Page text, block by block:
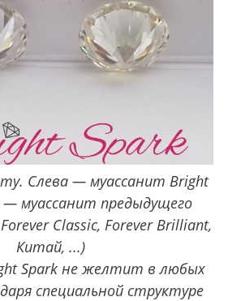
Слева — муассанит Bright
— муассанит предыдущего
Classic, Forever Brilliant,
Китай, ...)
Spark не желтит в любых
специальной структуре